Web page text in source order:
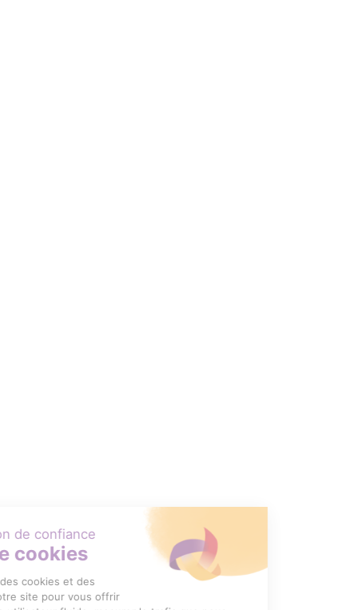
Garantir la qualité, l’hygiène et la conformité des produits.